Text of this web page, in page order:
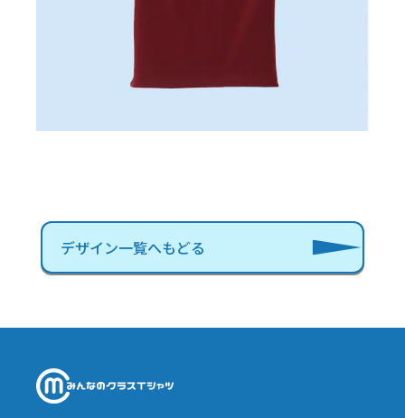
デザイン一覧へもどる